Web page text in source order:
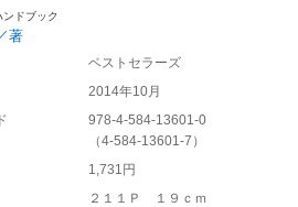
ドブック
著
ベストセラーズ
2014年10月
978-4-584-13601-0
（4-584-13601-7 ）
1,731円
２１１Ｐ １９ｃｍ